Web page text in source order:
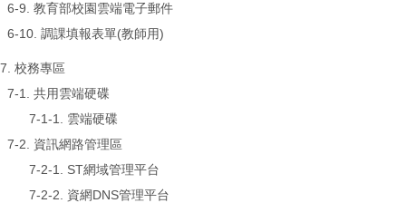
6-9. 教育部校園雲端電子郵件
6-10. 調課填報表單(教師用)
7. 校務專區
7-1. 共用雲端硬碟
7-1-1. 雲端硬碟
7-2. 資訊網路管理區
7-2-1. ST網域管理平台
7-2-2. 資網DNS管理平台